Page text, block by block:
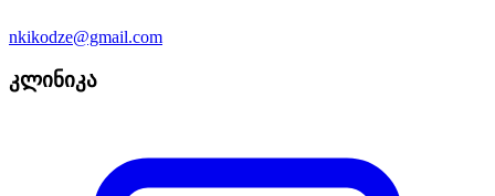
nkikodze@gmail.com
კლინიკა